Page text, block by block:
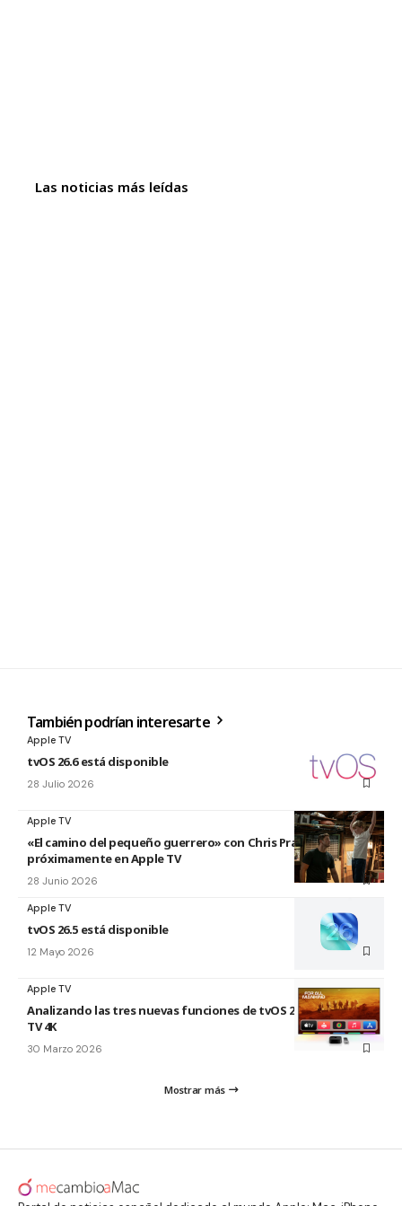
Las noticias más leídas
También podrían interesarte
Apple TV
tvOS 26.6 está disponible
28 Julio 2026
Apple TV
«El camino del pequeño guerrero» con Chris Pratt
próximamente en Apple TV
28 Junio 2026
Apple TV
tvOS 26.5 está disponible
12 Mayo 2026
Apple TV
Analizando las tres nuevas funciones de tvOS 26.4 para Apple
TV 4K
30 Marzo 2026
Mostrar más